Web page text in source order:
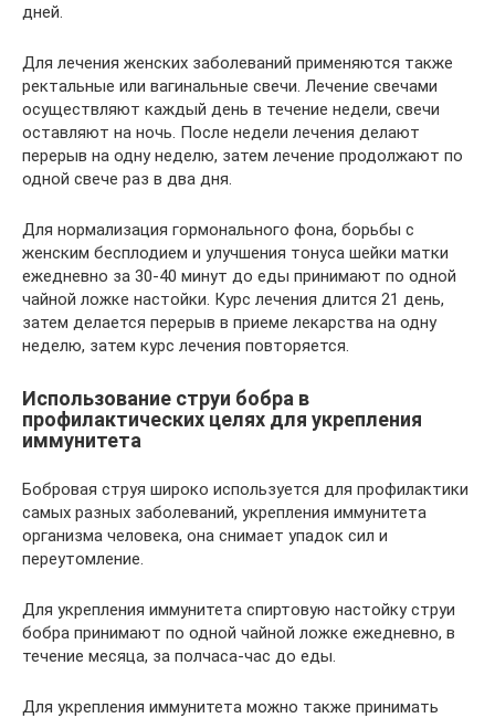
дней.
Для лечения женских заболеваний применяются также
ректальные или вагинальные свечи. Лечение свечами
осуществляют каждый день в течение недели, свечи
оставляют на ночь. После недели лечения делают
перерыв на одну неделю, затем лечение продолжают по
одной свече раз в два дня.
Для нормализация гормонального фона, борьбы с
женским бесплодием и улучшения тонуса шейки матки
ежедневно за 30-40 минут до еды принимают по одной
чайной ложке настойки. Курс лечения длится 21 день,
затем делается перерыв в приеме лекарства на одну
неделю, затем курс лечения повторяется.
Использование струи бобра в
профилактических целях для укрепления
иммунитета
Бобровая струя широко используется для профилактики
самых разных заболеваний, укрепления иммунитета
организма человека, она снимает упадок сил и
переутомление.
Для укрепления иммунитета спиртовую настойку струи
бобра принимают по одной чайной ложке ежедневно, в
течение месяца, за полчаса-час до еды.
Для укрепления иммунитета можно также принимать